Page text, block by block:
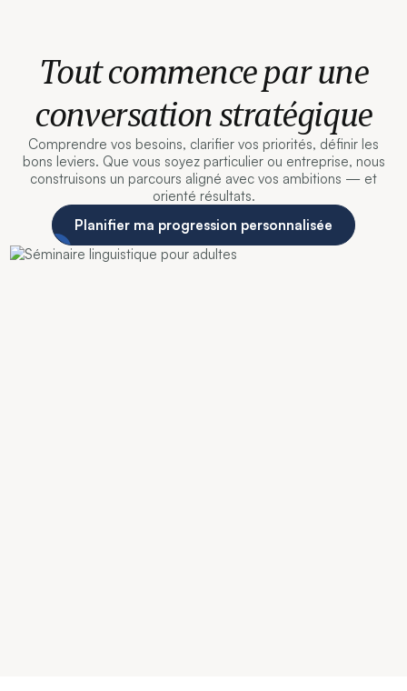
Tout commence par une
conversation stratégique
Comprendre vos besoins, clarifier vos priorités, définir les
bons leviers. Que vous soyez particulier ou entreprise, nous
construisons un parcours aligné avec vos ambitions — et
orienté résultats.
Planifier ma progression personnalisée